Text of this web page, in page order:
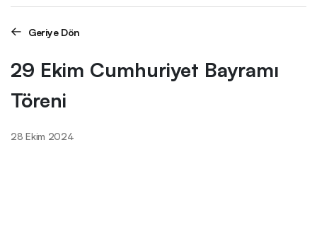
Geriye Dön
29 Ekim Cumhuriyet Bayramı
Töreni
28 Ekim 2024